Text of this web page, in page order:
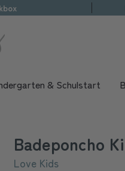
& Schulstart
Badeponcho
Love Kids